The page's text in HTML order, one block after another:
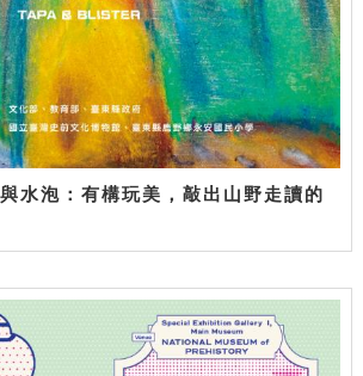
水泡：有構玩美，敲出山野走讀的